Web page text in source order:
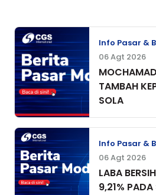
Info Pasar &
06 Agt 2026
TAMBAH
SOLA
Info Pasar &
06 Agt 2026
LABA
9,21% PADA